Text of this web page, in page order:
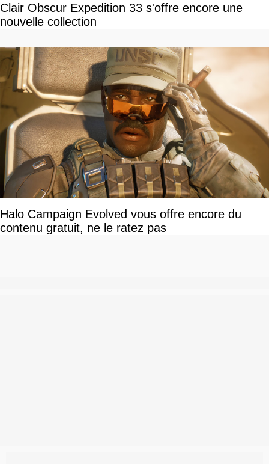
Clair Obscur Expedition 33 s'offre encore une
nouvelle collection
Halo Campaign Evolved vous offre encore du
contenu gratuit, ne le ratez pas